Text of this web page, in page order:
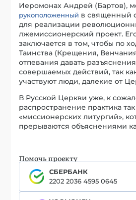
Иеромонах Андрей (Бартов),
рукоположенный в священный
для реализации
лжемиссионерский проект.
заключается в том, чтобы по
Таинства (Крещения,
отпевания давать
совершаемых действий, так
участвуют люди, далекие от
В Русской Церкви уже, к
распространение практика
«миссионерских литургий»,
прерываются объяснениями
Помочь проекту
СБЕРБАНК
2202 2036 4595 0645